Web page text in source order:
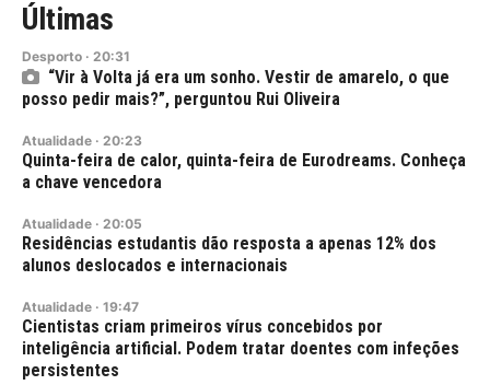
Últimas
Desporto · 20:31
“Vir à Volta já era um sonho. Vestir de amarelo, o que
posso pedir mais?”, perguntou Rui Oliveira
Atualidade · 20:23
Quinta-feira de calor, quinta-feira de Eurodreams. Conheça
a chave vencedora
Atualidade · 20:05
Residências estudantis dão resposta a apenas 12% dos
alunos deslocados e internacionais
Atualidade · 19:47
Cientistas criam primeiros vírus concebidos por
inteligência artificial. Podem tratar doentes com infeções
persistentes